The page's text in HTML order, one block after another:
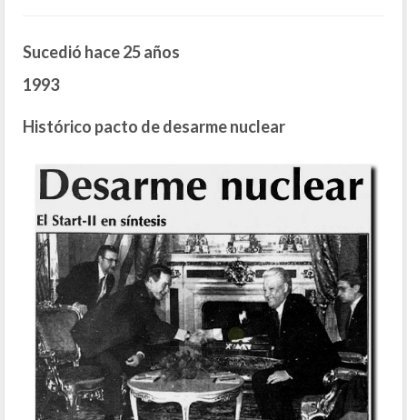
Sucedió hace 25 años
1993
Histórico pacto de desarme nuclear